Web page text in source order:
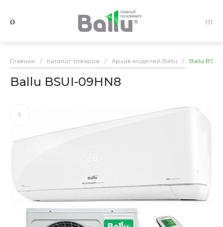
Главная / Каталог товаров / Архив моделей Ballu / Ballu
Ballu BSUI-09HN8